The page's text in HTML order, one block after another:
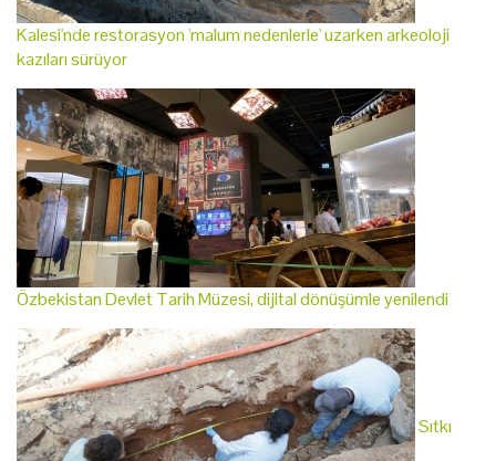
Kalesi'nde restorasyon 'malum nedenlerle' uzarken arkeoloji
kazıları sürüyor
Özbekistan Devlet Tarih Müzesi, dijital dönüşümle yenilendi
Sıtkı